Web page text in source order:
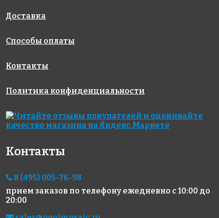
327x327
Golden Effect
CF02-15
327x327
Rose AJ 46(2)
327x327
JNJ C-JD 99
327x327
Доставка
Способы оплаты
Контакты
Политика конфиденциальности
Контакты
8 (495) 005-76-98
прием заказов по телефону ежедневно с 10:00 до
20:00